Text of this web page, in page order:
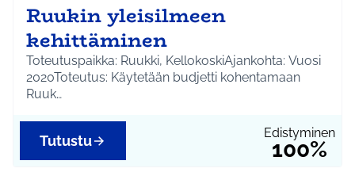
Ruukin yleisilmeen
kehittäminen
Toteutuspaikka: Ruukki, KellokoskiAjankohta: Vuosi
2020Toteutus: Käytetään budjetti kohentamaan
Ruuk…
Edistyminen
100%
Tutustu